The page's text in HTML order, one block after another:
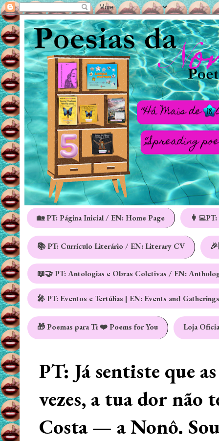
🏡 PT: Página Inicial / EN: Home Page
📚 PT: Currículo Literário / EN: Literary CV
📖🤝 PT: Antologias e Obras Coletivas / EN:
🎤 PT: Eventos e Tertúlias | EN: Events and Gatherings
🎁 Poemas para Ti ❤️ Poems for You Loja
PT: Já sentiste que
vezes, a tua dor não
Costa — a Nonô.